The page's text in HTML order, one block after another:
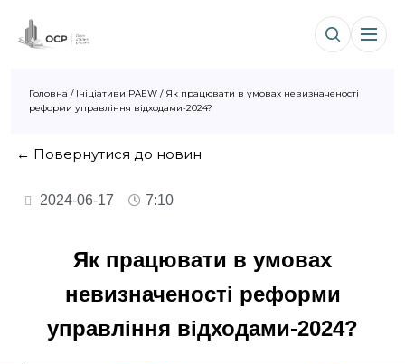
Головна / Ініціативи PAEW / Як працювати в умовах невизначеності
реформи управління відходами-2024?
← Повернутися до новин
2024-06-17 7:10
Як працювати в умовах
невизначеності реформи
управління відходами-2024?